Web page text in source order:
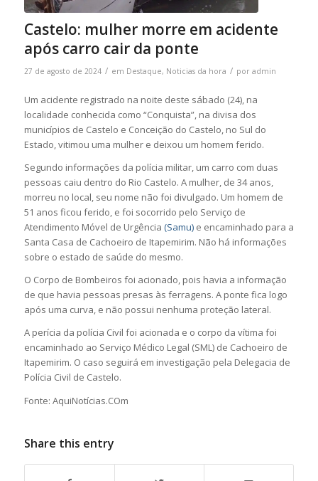
Castelo: mulher morre em acidente
após carro cair da ponte
27 de agosto de 2024 / em Destaque, Noticias da hora / por admin
Um acidente registrado na noite deste sábado (24), na
localidade conhecida como “Conquista”, na divisa dos
municípios de Castelo e Conceição do Castelo, no Sul do
Estado, vitimou uma mulher e deixou um homem ferido.
Segundo informações da polícia militar, um carro com duas
pessoas caiu dentro do Rio Castelo. A mulher, de 34 anos,
morreu no local, seu nome não foi divulgado. Um homem de
51 anos ficou ferido, e foi socorrido pelo Serviço de
Atendimento Móvel de Urgência (Samu)e encaminhado para a
Santa Casa de Cachoeiro de Itapemirim. Não há informações
sobre o estado de saúde do mesmo.
O Corpo de Bombeiros foi acionado, pois havia a informação
de que havia pessoas presas às ferragens. A ponte fica logo
após uma curva, e não possui nenhuma proteção lateral.
A perícia da polícia Civil foi acionada e o corpo da vítima foi
encaminhado ao Serviço Médico Legal (SML) de Cachoeiro de
Itapemirim. O caso seguirá em investigação pela Delegacia de
Polícia Civil de Castelo.
Fonte: AquiNotícias.COm
Share this entry